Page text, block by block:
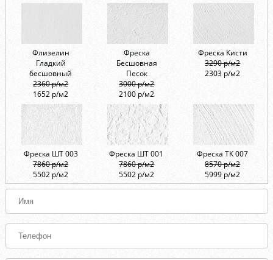
Флизелин
Гладкий
бесшовный
2360 р/м2
1652 р/м2
Фреска
Бесшовная
Песок
3000 р/м2
2100 р/м2
Фреска Кисти
3290 р/м2
2303 р/м2
Фреска ШТ 003
7860 р/м2
5502 р/м2
Фреска ШТ 001
7860 р/м2
5502 р/м2
Фреска ТК 007
8570 р/м2
5999 р/м2